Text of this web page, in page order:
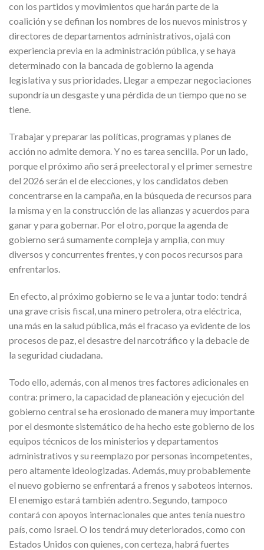
con los partidos y movimientos que harán parte de la
coalición y se definan los nombres de los nuevos ministros y
directores de departamentos administrativos, ojalá con
experiencia previa en la administración pública, y se haya
determinado con la bancada de gobierno la agenda
legislativa y sus prioridades. Llegar a empezar negociaciones
supondría un desgaste y una pérdida de un tiempo que no se
tiene.
Trabajar y preparar las políticas, programas y planes de
acción no admite demora. Y no es tarea sencilla. Por un lado,
porque el próximo año será preelectoral y el primer semestre
del 2026 serán el de elecciones, y los candidatos deben
concentrarse en la campaña, en la búsqueda de recursos para
la misma y en la construcción de las alianzas y acuerdos para
ganar y para gobernar. Por el otro, porque la agenda de
gobierno será sumamente compleja y amplia, con muy
diversos y concurrentes frentes, y con pocos recursos para
enfrentarlos.
En efecto, al próximo gobierno se le va a juntar todo: tendrá
una grave crisis fiscal, una minero petrolera, otra eléctrica,
una más en la salud pública, más el fracaso ya evidente de los
procesos de paz, el desastre del narcotráfico y la debacle de
la seguridad ciudadana.
Todo ello, además, con al menos tres factores adicionales en
contra: primero, la capacidad de planeación y ejecución del
gobierno central se ha erosionado de manera muy importante
por el desmonte sistemático de ha hecho este gobierno de los
equipos técnicos de los ministerios y departamentos
administrativos y su reemplazo por personas incompetentes,
pero altamente ideologizadas. Además, muy probablemente
el nuevo gobierno se enfrentará a frenos y saboteos internos.
El enemigo estará también adentro. Segundo, tampoco
contará con apoyos internacionales que antes tenía nuestro
país, como Israel. O los tendrá muy deteriorados, como con
Estados Unidos con quienes, con certeza, habrá fuertes